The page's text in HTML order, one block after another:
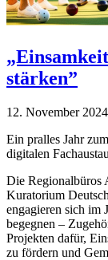
stärken”
12. November 2024
Ein pralles Jahr
digitalen
Die Regionalbüros
Kuratorium
engagieren sich im
begegnen –
Projekten dafür,
zu fördern und